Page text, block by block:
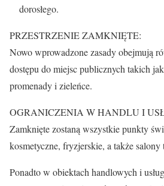
dorosłego.
PRZESTRZENIE ZAMKNIĘTE:
Nowo wprowadzone zasady obejmują
dostępu do miejsc publicznych takich
promenady i zieleńce.
OGRANICZENIA W HANDLU I
Zamknięte zostaną wszystkie punkty
kosmetyczne, fryzjerskie, a także
Ponadto w obiektach handlowych i